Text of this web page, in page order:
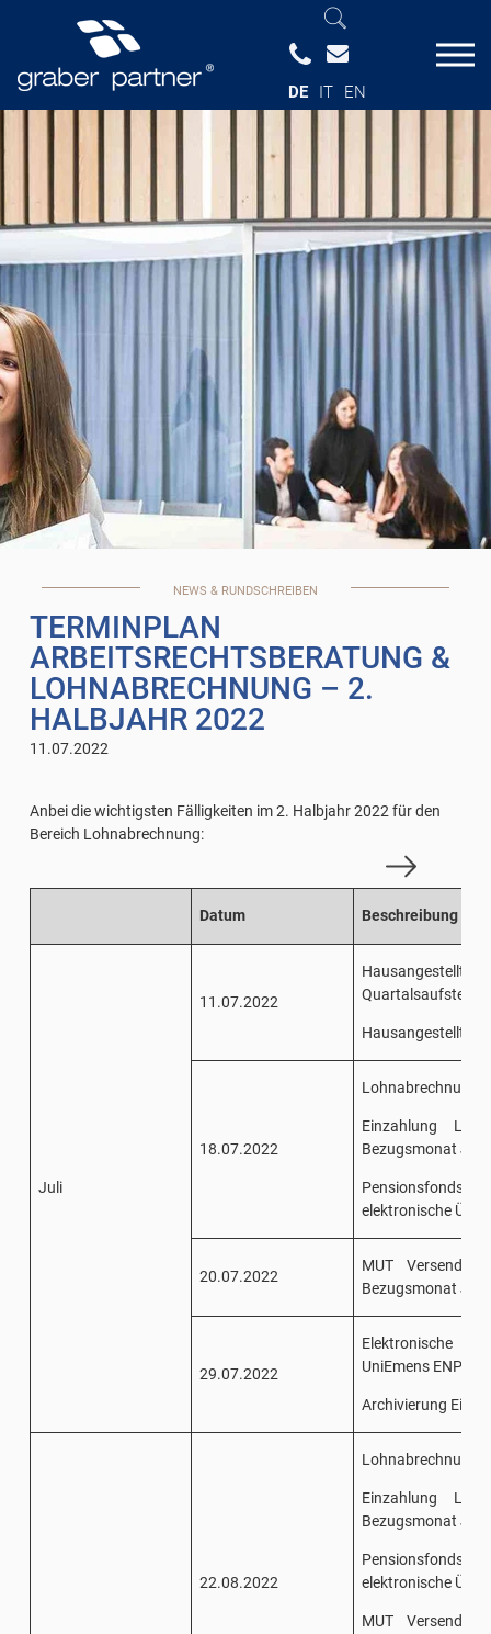
DE IT EN
NEWS & RUNDSCHREIBEN
TERMINPLAN
ARBEITSRECHTSBERATUNG &
LOHNABRECHNUNG – 2.
HALBJAHR 2022
11.07.2022
Anbei die wichtigsten Fälligkeiten im 2. Halbjahr 2022 für den
Bereich Lohnabrechnung:
Datum Beschreibung
Juli
11.07.2022
Hausangestellte
Hausangestellte
18.07.2022
Lohnabrechnung
Einzahlung
Bezugsmonat
Pensionsfonds/
elektronische
20.07.2022
MUT
Bezugsmonat Juni
29.07.2022
Elektronische
UniEmens
Archivierung
22.08.2022
Lohnabrechnung
Einzahlung
Bezugsmonat Juli
Pensionsfonds/
elektronische
MUT